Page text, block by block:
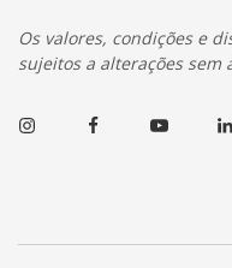
Os valores, condições e
sujeitos a alterações sem
InstagramFacebookYoutube